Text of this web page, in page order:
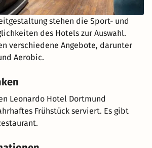
stehen die Sport- und
des Hotels zur Auswahl.
verschiedene Angebote, darunter
Aerobic.
Frühstück serviert. Es gibt